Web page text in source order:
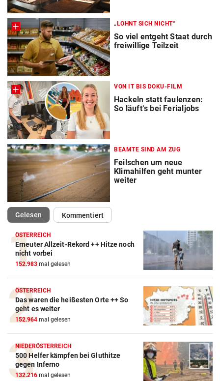
„LOHNT SICH NICHT“
So viel entgeht Staat durch
freiwillige Teilzeit
VON IT BIS DOKU-FILM
Hackeln statt faulenzen:
So läuft‘s bei Ferialjobs
BEAMTE SIND AM ZUG
Feilschen um neue
Klimahilfen geht munter
weiter
Gelesen(ausgewählt)Kommentiert
ÖSTERREICH
Erneuter Allzeit-Rekord ++ Hitze noch
nicht vorbei
152.983 mal gelesen
ÖSTERREICH
Das waren die heißesten Orte ++ So
geht es weiter
152.964 mal gelesen
NIEDERÖSTERREICH
500 Helfer kämpfen bei Gluthitze
gegen Inferno
132.216 mal gelesen